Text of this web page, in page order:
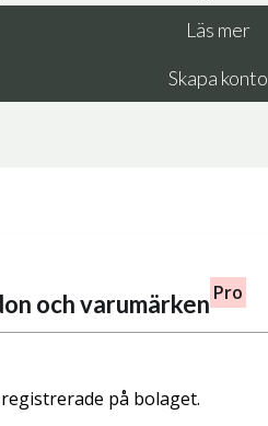
Läs mer
Skapa konto
och varumärken Pro
på bolaget.